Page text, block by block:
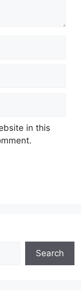
in this
Search